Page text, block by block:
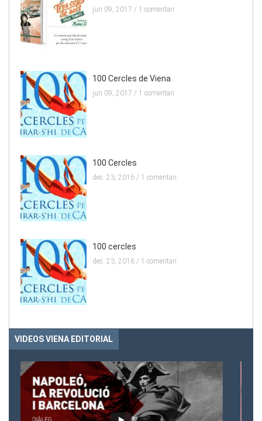
jun 09, 2017 / 1 comentari
100 Cercles de Viena
jun 09, 2017 / 1 comentari
100 Cercles
des. 23, 2016 / 1 comentari
100 cercles
des. 23, 2016 / 1 comentari
VIDEOS VIENA EDITORIAL